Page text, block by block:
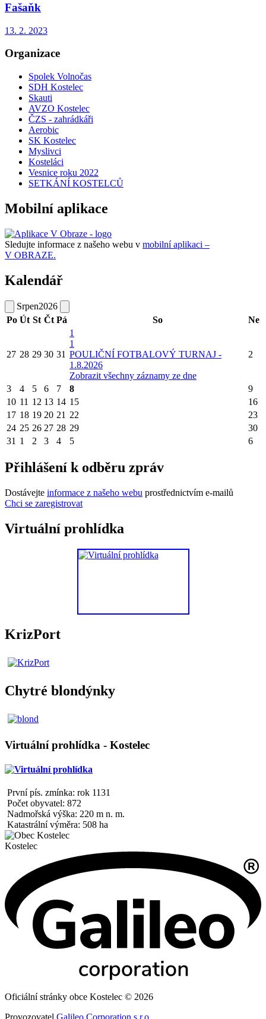
Fašaňk
13. 2. 2023
Organizace
Spolek Volnočas
SDH Kostelec
Skauti
AVZO Kostelec
ČZS - zahrádkáři
Aerobic
SK Kostelec
Myslivci
Kosteláci
Vesnice roku 2022
SETKÁNÍ KOSTELCŮ
Mobilní aplikace
Sledujte informace z našeho webu v mobilní aplikaci –
V OBRAZE.
Kalendář
Srpen2026
Po Út St Čt Pá So Ne
27 28 29 30 31
1
1
POULIČNÍ FOTBALOVÝ TURNAJ -
1.8.2026
Zobrazit všechny záznamy ze dne
2
3 4 5 6 7 8
9
10 11 12 13 14 15
16
17 18 19 20 21 22
23
24 25 26 27 28 29
30
31 1 2 3 4 5 6
Přihlášení k odběru zpráv
Dostávejte informace z našeho webu prostřednictvím e-mailů
Chci se zaregistrovat
Virtuální prohlídka
KrizPort
Chytré blondýnky
Virtuální prohlídka - Kostelec
První pís. zmínka: rok 1131
Počet obyvatel: 872
Nadmořská výška: 220 m n. m.
Katastrální výměra: 508 ha
Kostelec
Oficiální stránky obce Kostelec © 2026
Provozovatel Galileo Corporation s.r.o.